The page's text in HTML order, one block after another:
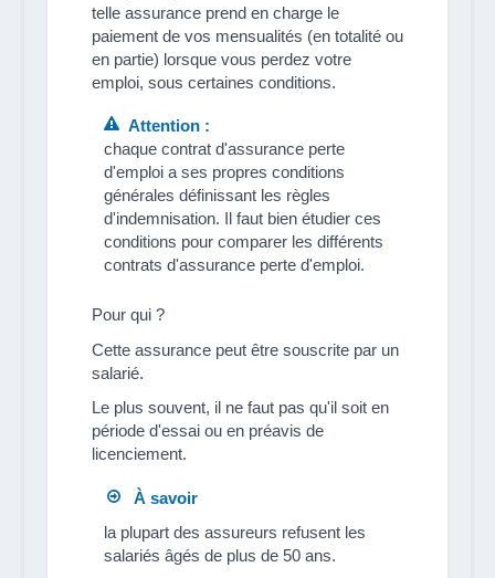
telle assurance prend en charge le
paiement de vos mensualités (en totalité ou
en partie) lorsque vous perdez votre
emploi, sous certaines conditions.
Attention :
chaque contrat d'assurance perte
d'emploi a ses propres conditions
générales définissant les règles
d'indemnisation. Il faut bien étudier ces
conditions pour comparer les différents
contrats d'assurance perte d'emploi.
Pour qui ?
Cette assurance peut être souscrite par un
salarié.
Le plus souvent, il ne faut pas qu'il soit en
période d'essai ou en préavis de
licenciement.
À savoir
la plupart des assureurs refusent les
salariés âgés de plus de 50 ans.